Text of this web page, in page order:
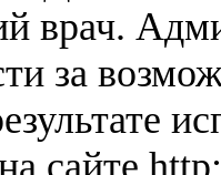
врач.
за
сайте